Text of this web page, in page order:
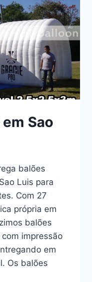
Sao
balões
Luis para
Com 27
própria em
balões
impressão
em
Os balões